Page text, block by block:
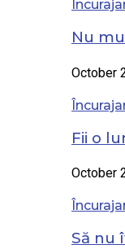
Nu
October
Fii o
October
Să nu